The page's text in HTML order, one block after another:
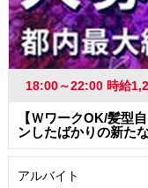
18:00～22:00 時給
【ＷワークOK/髪型
ンしたばかりの新た
アルバイト